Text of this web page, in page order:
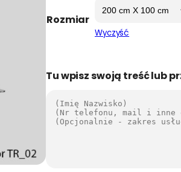
Rozmiar
Wyczyść
Tu wpisz swoją treść lub